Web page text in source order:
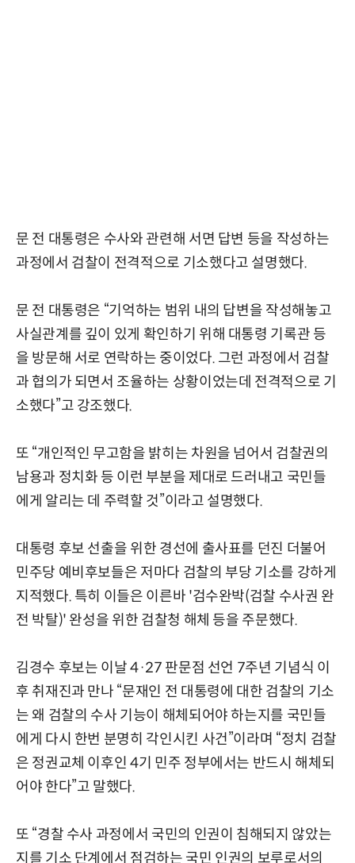
문 전 대통령은 수사와 관련해 서면 답변 등을 작성하는
과정에서 검찰이 전격적으로 기소했다고 설명했다.
문 전 대통령은 “기억하는 범위 내의 답변을 작성해놓고
사실관계를 깊이 있게 확인하기 위해 대통령 기록관 등
을 방문해 서로 연락하는 중이었다. 그런 과정에서 검찰
과 협의가 되면서 조율하는 상황이었는데 전격적으로 기
소했다”고 강조했다.
또 “개인적인 무고함을 밝히는 차원을 넘어서 검찰권의
남용과 정치화 등 이런 부분을 제대로 드러내고 국민들
에게 알리는 데 주력할 것”이라고 설명했다.
대통령 후보 선출을 위한 경선에 출사표를 던진 더불어
민주당 예비후보들은 저마다 검찰의 부당 기소를 강하게
지적했다. 특히 이들은 이른바 '검수완박(검찰 수사권 완
전 박탈)' 완성을 위한 검찰청 해체 등을 주문했다.
김경수 후보는 이날 4·27 판문점 선언 7주년 기념식 이
후 취재진과 만나 “문재인 전 대통령에 대한 검찰의 기소
는 왜 검찰의 수사 기능이 해체되어야 하는지를 국민들
에게 다시 한번 분명히 각인시킨 사건”이라며 “정치 검찰
은 정권교체 이후인 4기 민주 정부에서는 반드시 해체되
어야 한다”고 말했다.
또 “경찰 수사 과정에서 국민의 인권이 침해되지 않았는
지를 기소 단계에서 점검하는 국민 인권의 보루로서의